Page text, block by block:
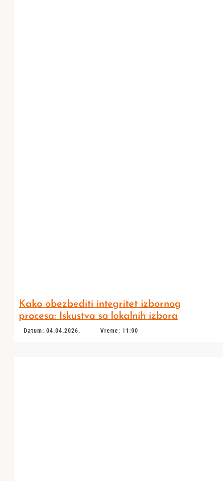
Kako obezbediti integritet izbornog
procesa: Iskustva sa lokalnih izbora
Datum: 04.04.2026. Vreme: 11:00